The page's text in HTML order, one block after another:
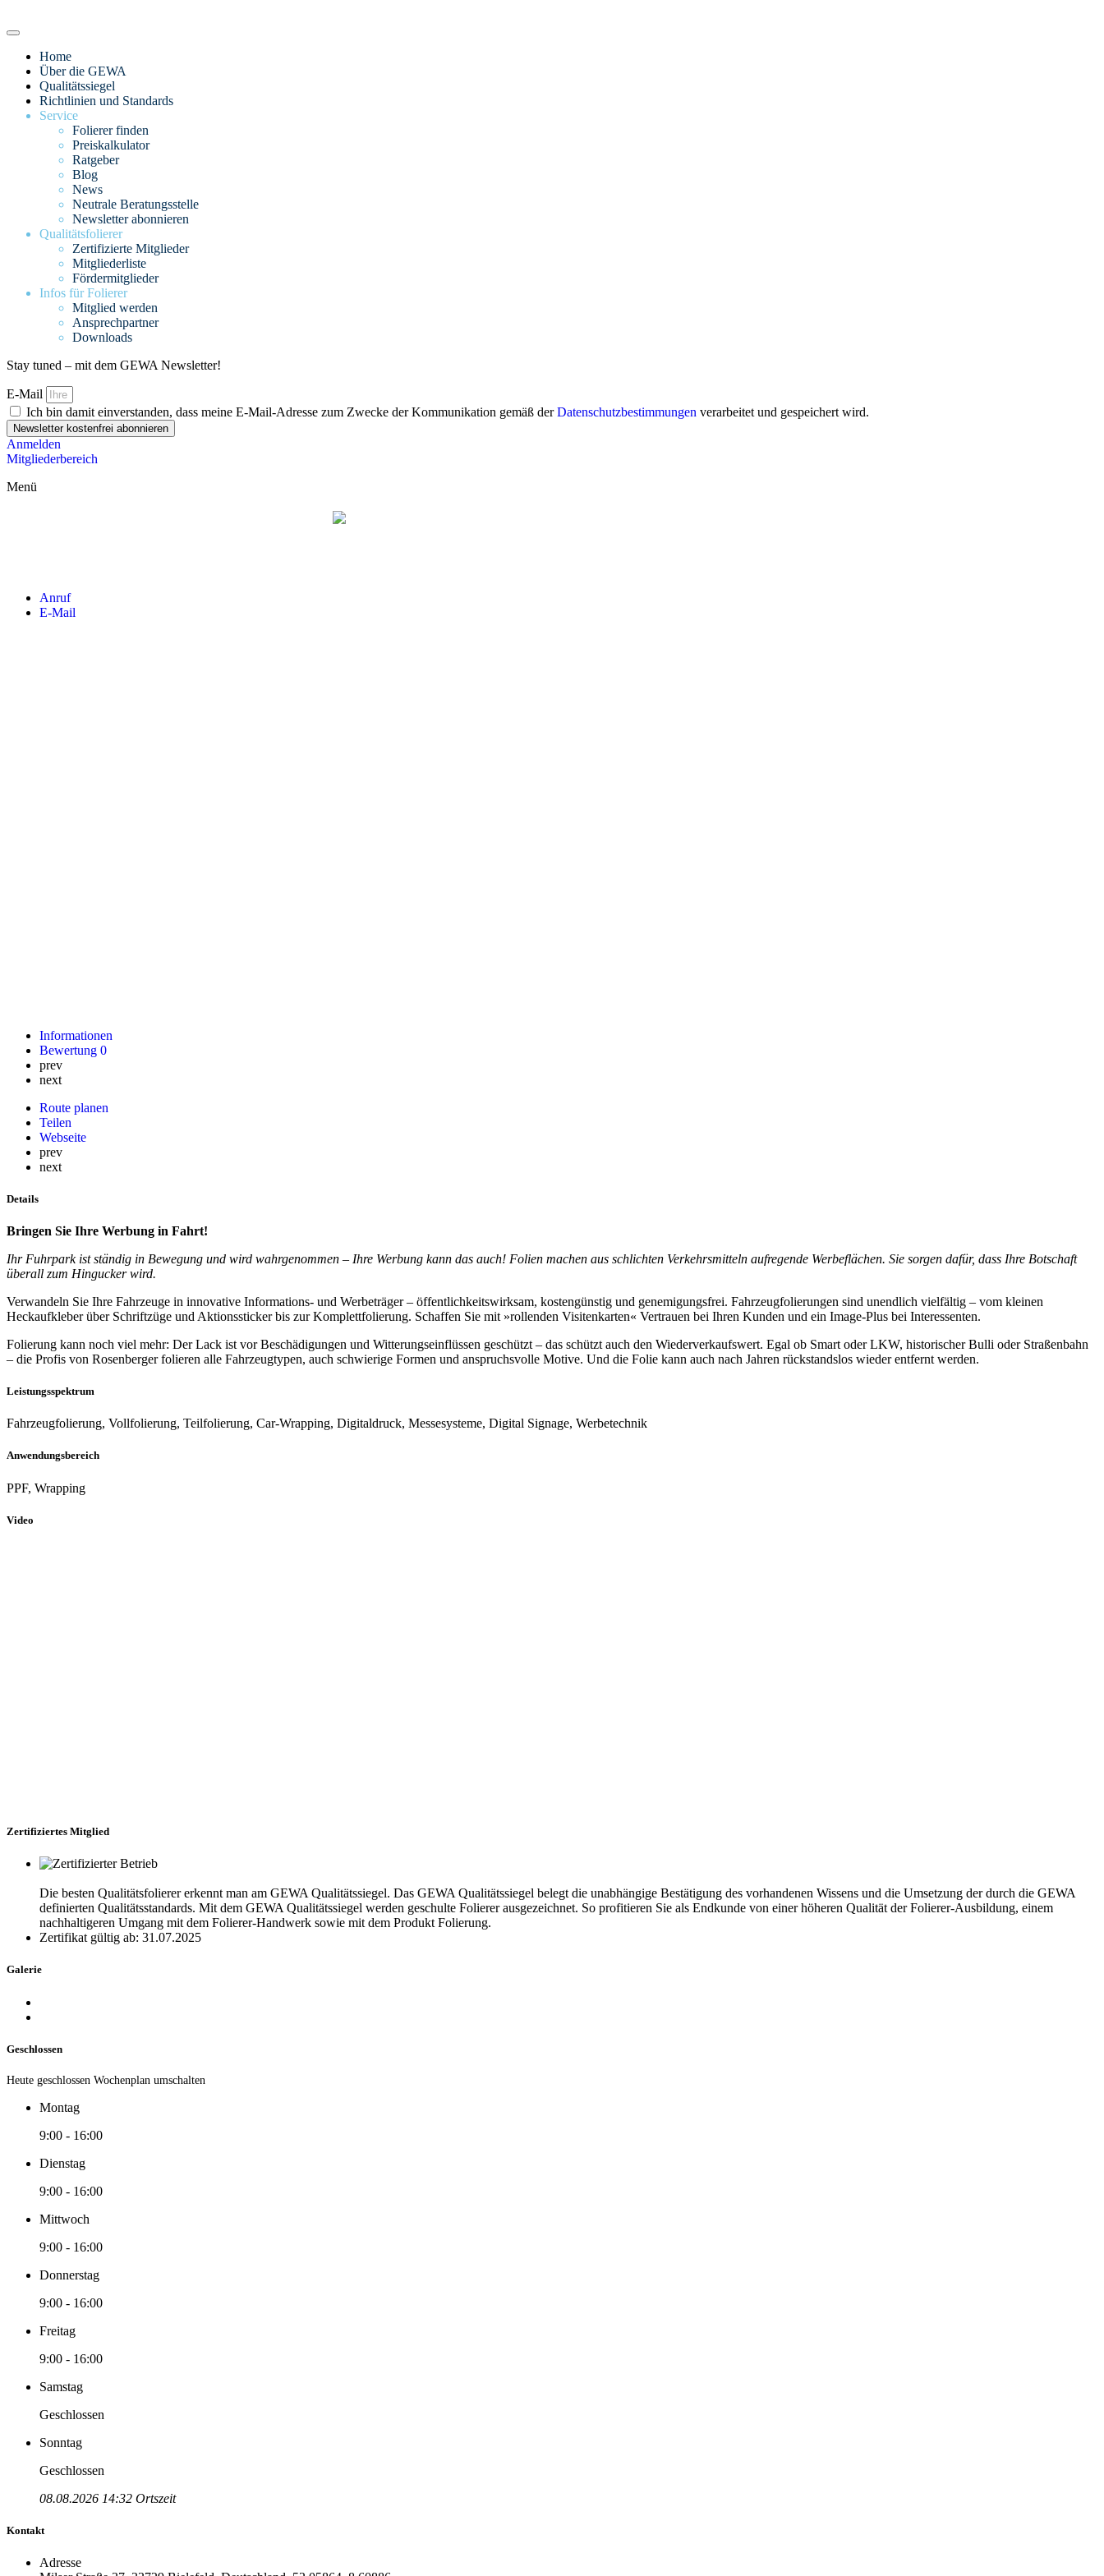
Home
Über die GEWA
Qualitätssiegel
Richtlinien und Standards
Service
Folierer finden
Preiskalkulator
Ratgeber
Blog
News
Neutrale Beratungsstelle
Newsletter abonnieren
Qualitätsfolierer
Zertifizierte Mitglieder
Mitgliederliste
Fördermitglieder
Infos für Folierer
Mitglied werden
Ansprechpartner
Downloads
Stay tuned – mit dem GEWA Newsletter!
E-Mail
Ich bin damit einverstanden, dass meine E-Mail-Adresse zum Zwecke der Kommunikation gemäß derDatenschutzbestimmungen verarbeitet und gespeichert wird.
Newsletter kostenfrei abonnieren
Anmelden
Mitgliederbereich
Menü
Anruf
E-Mail
Informationen
Bewertung 0
prev
next
Route planen
Teilen
Webseite
prev
next
Details
Bringen Sie Ihre Werbung in Fahrt!
Ihr Fuhrpark ist ständig in Bewegung und wird wahrgenommen – Ihre Werbung kann das auch! Folien machen aus schlichten Verkehrsmitteln aufregende Werbeflächen. Sie sorgen dafür, dass Ihre Botschaft
überall zum Hingucker wird.
Verwandeln Sie Ihre Fahrzeuge in innovative Informations- und Werbeträger – öffentlichkeitswirksam, kostengünstig und genemigungsfrei. Fahrzeugfolierungen sind unendlich vielfältig – vom kleinen
Heckaufkleber über Schriftzüge und Aktionssticker bis zur Komplettfolierung. Schaffen Sie mit »rollenden Visitenkarten« Vertrauen bei Ihren Kunden und ein Image-Plus bei Interessenten.
Folierung kann noch viel mehr: Der Lack ist vor Beschädigungen und Witterungseinflüssen geschützt – das schützt auch den Wiederverkaufswert. Egal ob Smart oder LKW, historischer Bulli oder Straßenbahn
– die Profis von Rosenberger folieren alle Fahrzeugtypen, auch schwierige Formen und anspruchsvolle Motive. Und die Folie kann auch nach Jahren rückstandslos wieder entfernt werden.
Leistungsspektrum
Fahrzeugfolierung, Vollfolierung, Teilfolierung, Car-Wrapping, Digitaldruck, Messesysteme, Digital Signage, Werbetechnik
Anwendungsbereich
PPF, Wrapping
Video
Zertifiziertes Mitglied
Die besten Qualitätsfolierer erkennt man am GEWA Qualitätssiegel. Das GEWA Qualitätssiegel belegt die unabhängige Bestätigung des vorhandenen Wissens und die Umsetzung der durch die GEWA
definierten Qualitätsstandards. Mit dem GEWA Qualitätssiegel werden geschulte Folierer ausgezeichnet. So profitieren Sie als Endkunde von einer höheren Qualität der Folierer-Ausbildung, einem
nachhaltigeren Umgang mit dem Folierer-Handwerk sowie mit dem Produkt Folierung.
Zertifikat gültig ab: 31.07.2025
Galerie
Geschlossen
Heute geschlossen Wochenplan umschalten
Montag
9:00 - 16:00
Dienstag
9:00 - 16:00
Mittwoch
9:00 - 16:00
Donnerstag
9:00 - 16:00
Freitag
9:00 - 16:00
Samstag
Geschlossen
Sonntag
Geschlossen
08.08.2026 14:32 Ortszeit
Kontakt
Adresse